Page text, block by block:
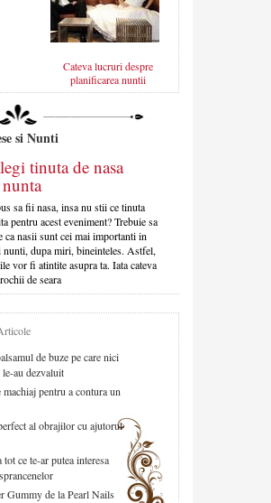
Cateva lucruri despre
planificarea nuntii
si Nunti
tinuta de nasa
sa fii nasa, insa nu stii ce tinuta
pentru acest eveniment? Trebuie sa
ca nasii sunt cei mai importanti in
nunti, dupa miri, bineinteles. Astfel,
vor fi atintite asupra ta. Iata cateva
de seara
de buze pe care nici
au dezvaluit
pentru a contura un
al obrajilor cu ajutorul
ce te-ar putea interesa
Gummy de la Pearl Nails